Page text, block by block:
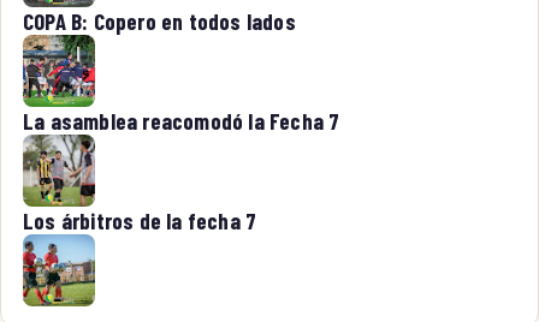
COPA B: Copero en todos lados
La asamblea reacomodó la Fecha 7
Los árbitros de la fecha 7